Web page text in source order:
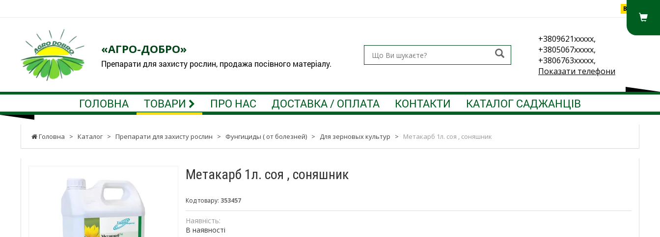
Вхід
«АГРО-ДОБРО»
Препарати для захисту рослин, продажа посівного матеріалу.
+3809621xxxxx,
+3805067xxxxx,
+3806763xxxxx,
Показати телефони
ГОЛОВНА ТОВАРИ ПРО НАС ДОСТАВКА / ОПЛАТА КОНТАКТИ КАТАЛОГ САДЖАНЦІВ
Головна > Каталог > Препарати для захисту рослин > Фунгициды ( от болезней) > Для зерновых культур > Метакарб 1л. соя , соняшник
Метакарб 1л. соя , соняшник
Код товару: 353457
Наявність:
В наявності